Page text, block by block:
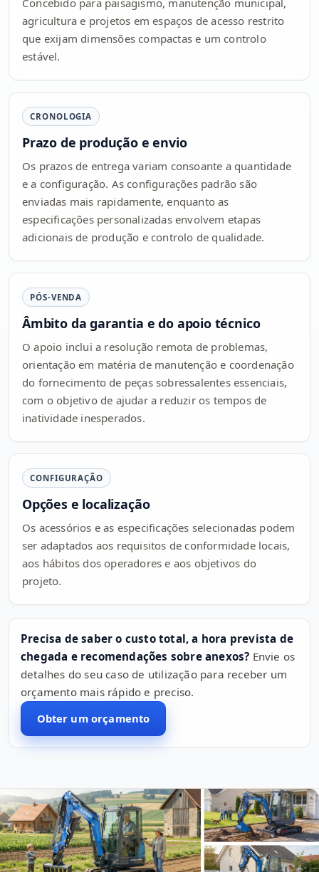
Concebido para paisagismo, manutenção municipal,
agricultura e projetos em espaços de acesso restrito
que exijam dimensões compactas e um controlo
estável.
CRONOLOGIA
Prazo de produção e envio
Os prazos de entrega variam consoante a quantidade
e a configuração. As configurações padrão são
enviadas mais rapidamente, enquanto as
especificações personalizadas envolvem etapas
adicionais de produção e controlo de qualidade.
PÓS-VENDA
Âmbito da garantia e do apoio técnico
O apoio inclui a resolução remota de problemas,
orientação em matéria de manutenção e coordenação
do fornecimento de peças sobressalentes essenciais,
com o objetivo de ajudar a reduzir os tempos de
inatividade inesperados.
CONFIGURAÇÃO
Opções e localização
Os acessórios e as especificações selecionadas podem
ser adaptados aos requisitos de conformidade locais,
aos hábitos dos operadores e aos objetivos do
projeto.
Precisa de saber o custo total, a hora prevista de
chegada e recomendações sobre anexos? Envie os
detalhes do seu caso de utilização para receber um
orçamento mais rápido e preciso.
Obter um orçamento